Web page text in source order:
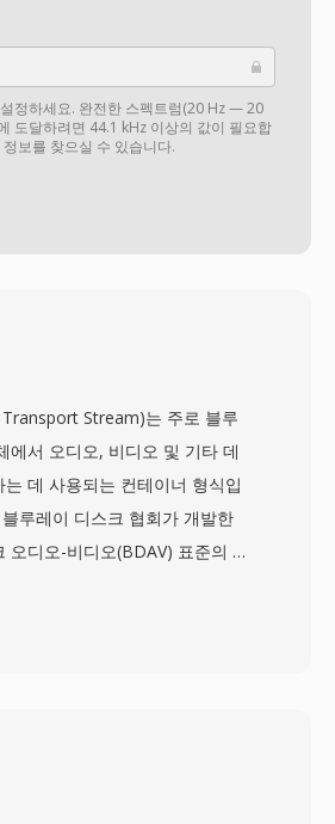
정하세요. 완전한 스펙트럼(20 Hz — 20
도달하려면 44.1 kHz 이상의 값이 필요합
보를 찾으실 수 있습니다.
Stream)는 주로 블루
에서 오디오, 비디오 및 기타 데
데 사용되는 컨테이너 형식입
루레이 디스크 협회가 개발한
오디오-비디오(BDAV) 표준의 일
, 상용 블루레이 제품은 2006년
장된 패킷 구조는 디스크 기반